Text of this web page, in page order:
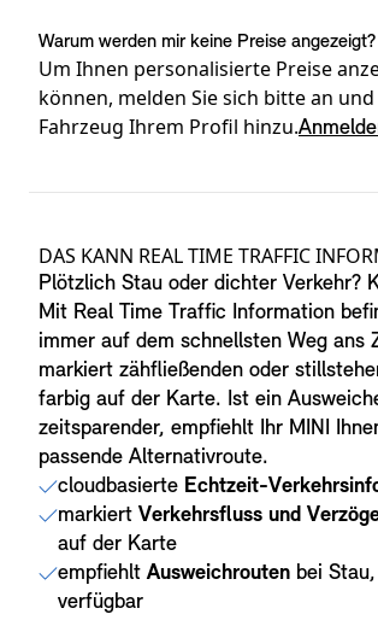
Warum werden mir keine Preise angezeigt?
Um Ihnen personalisierte Preise
können, melden Sie sich bitte an
Fahrzeug Ihrem Profil hinzu.
DAS KANN REAL TIME TRAFFIC
Plötzlich Stau oder dichter Verkehr?
Mit Real Time Traffic Information
immer auf dem schnellsten Weg ans
markiert zähfließenden oder
farbig auf der Karte. Ist ein
zeitsparender, empfiehlt Ihr MINI
passende Alternativroute.
cloudbasierte Echtzeit-
markiert Verkehrsfluss und
auf der Karte
empfiehltAusweichrouten bei
verfügbar